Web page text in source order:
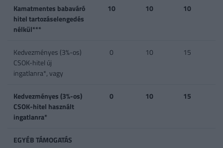
Kamatmentes babaváró
hitel tartozáselengedés
nélkül***
10 10 10
Kedvezményes (3%-os)
CSOK-hitel új
ingatlanra*, vagy
0 10 15
Kedvezményes (3%-os)
CSOK-hitel használt
ingatlanra*
0 10 15
EGYÉB TÁMOGATÁS